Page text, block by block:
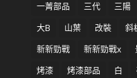
一菁部品
三代 三陽
大B
山葉 改裝 斜
新新勁戰
新新勁戰x
烤漆
烤漆部品 白